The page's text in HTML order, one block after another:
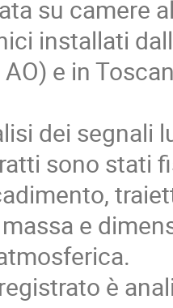
su camere
installati
e in
dei
sono stati
e
è